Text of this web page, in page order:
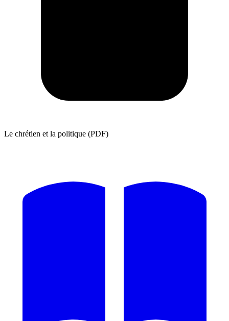
Le chrétien et la politique (PDF)